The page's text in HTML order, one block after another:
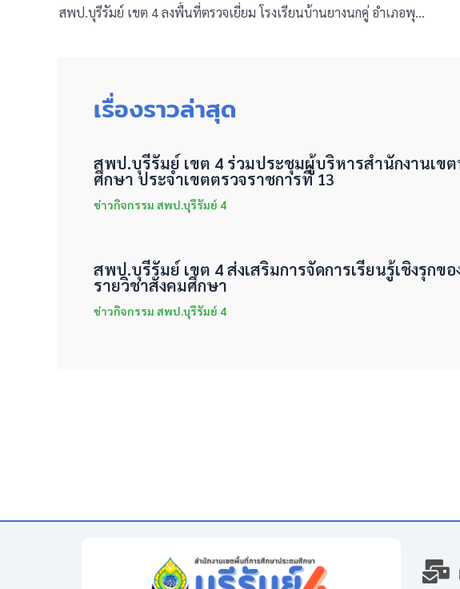
สพป.บุรีรัมย์ เขต 4 ลงพื้นที่ตรวจเยี่ยม โรงเรียนบ้านยางนกคู่ อำเภอพุทไธสง
เรื่องราวล่าสุด
สพป.บุรีรัมย์ เขต 4 ร่วมประชุมผู้บริหารสำนักงานเข
ศึกษา ประจำเขตตรวจราชการที่ 13
ข่าวกิจกรรม สพป.บุรีรัมย์ 4
สพป.บุรีรัมย์ เขต 4 ส่งเสริมการจัดการเรียนรู้เชิงรุกข
รายวิชาสังคมศึกษา
ข่าวกิจกรรม สพป.บุรีรัมย์ 4